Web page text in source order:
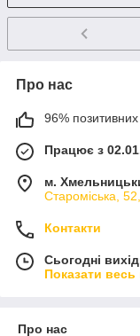
Про нас
96% позитивних
Працює з
м.
Староміська,
Контакти
Сьогодні
Показати весь
Про нас